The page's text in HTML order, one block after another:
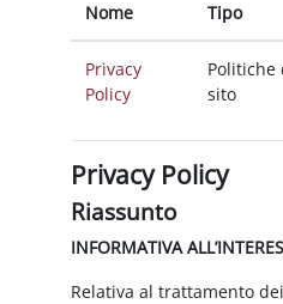
Nome Tipo
Privacy
Policy
Politiche
sito
Privacy Policy
Riassunto
INFORMATIVA
Relativa al trattamento